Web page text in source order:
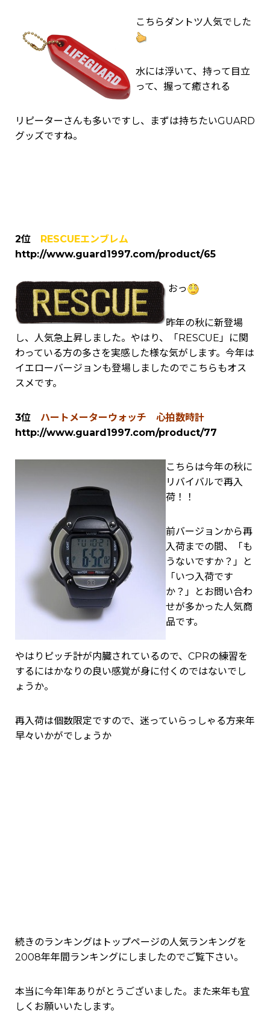
こちらダントツ人気でした
水には浮いて、持って目立
って、握って癒される
リピーターさんも多いですし、まずは持ちたいGUARD
グッズですね。
2位 RESCUEエンブレム
http://www.guard1997.com/product/65
おっ
昨年の秋に新登場
し、人気急上昇しました。やはり、「RESCUE」に関
わっている方の多さを実感した様な気がします。今年は
イエローバージョンも登場しましたのでこちらもオス
スメです。
3位
ハートメーターウォッチ 心拍数時計
http://www.guard1997.com/product/77
こちらは今年の秋に
リバイバルで再入
荷！！
前バージョンから再
入荷までの間、「も
うないですか？」と
「いつ入荷です
か？」とお問い合わ
せが多かった人気商
品です。
やはりピッチ計が内臓されているので、CPRの練習を
するにはかなりの良い感覚が身に付くのではないでし
ょうか。
再入荷は個数限定ですので、迷っていらっしゃる方来年
早々いかがでしょうか
続きのランキングはトップページの人気ランキングを
2008年年間ランキングにしましたのでご覧下さい。
本当に今年1年ありがとうございました。また来年も宜
しくお願いいたします。